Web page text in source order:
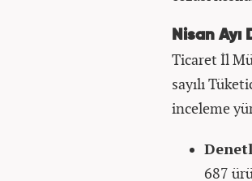
Nisan
Ticaret İl
sayılı
inceleme
687